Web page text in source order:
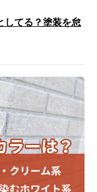
してる？塗装を怠